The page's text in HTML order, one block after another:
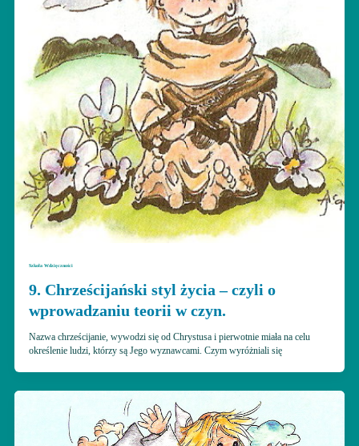
Szkoła Wdzięczności
9. Chrześcijański styl życia – czyli o
wprowadzaniu teorii w czyn.
Nazwa chrześcijanie, wywodzi się od Chrystusa i pierwotnie miała na celu
określenie ludzi, którzy są Jego wyznawcami. Czym wyróżniali się